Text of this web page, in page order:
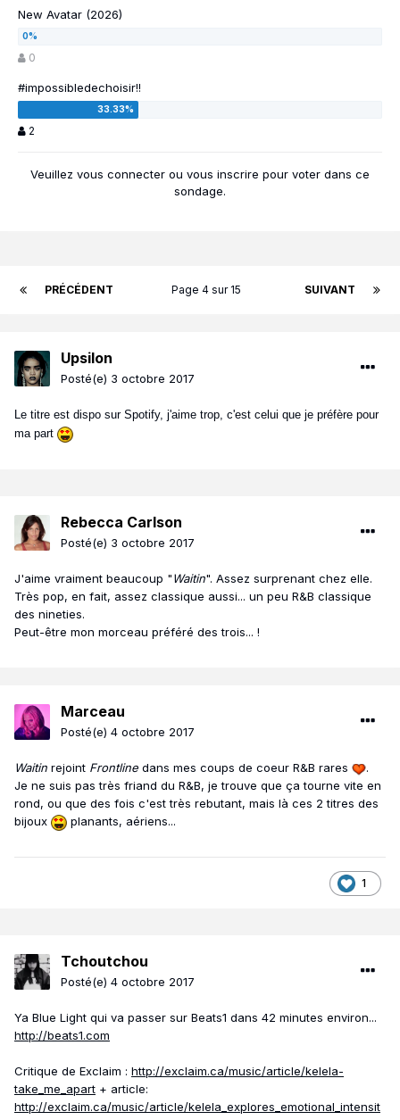
New Avatar (2026)
0
#impossibledechoisir!!
2
Veuillez vous connecter ou vous inscrire pour voter dans ce
sondage.
PRÉCÉDENT SUIVANT
Page 4 sur 15
Upsilon
Posté(e) 3 octobre 2017
Le titre est dispo sur Spotify, j'aime trop, c'est celui que je préfère pour
ma part
Rebecca Carlson
Posté(e) 3 octobre 2017
J'aime vraiment beaucoup "Waitin". Assez surprenant chez elle.
Très pop, en fait, assez classique aussi... un peu R&B classique
des nineties.
Peut-être mon morceau préféré des trois... !
Marceau
Posté(e) 4 octobre 2017
Waitin rejoint Frontline dans mes coups de coeur R&B rares
.
Je ne suis pas très friand du R&B, je trouve que ça tourne vite en
rond, ou que des fois c'est très rebutant, mais là ces 2 titres des
bijoux
planants, aériens...
1
Tchoutchou
Posté(e) 4 octobre 2017
Ya Blue Light qui va passer sur Beats1 dans 42 minutes environ...
http://beats1.com
Critique de Exclaim : http://exclaim.ca/music/article/kelela-
take_me_apart + article:
http://exclaim.ca/music/article/kelela_explores_emotional_intensit